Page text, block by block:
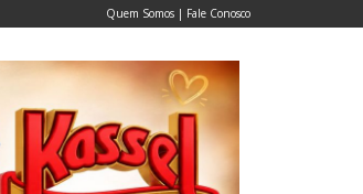
Quem Somos | Fale Conosco